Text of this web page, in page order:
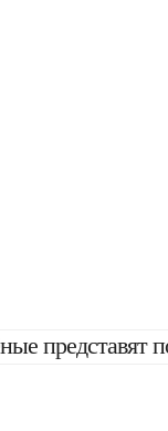
представят